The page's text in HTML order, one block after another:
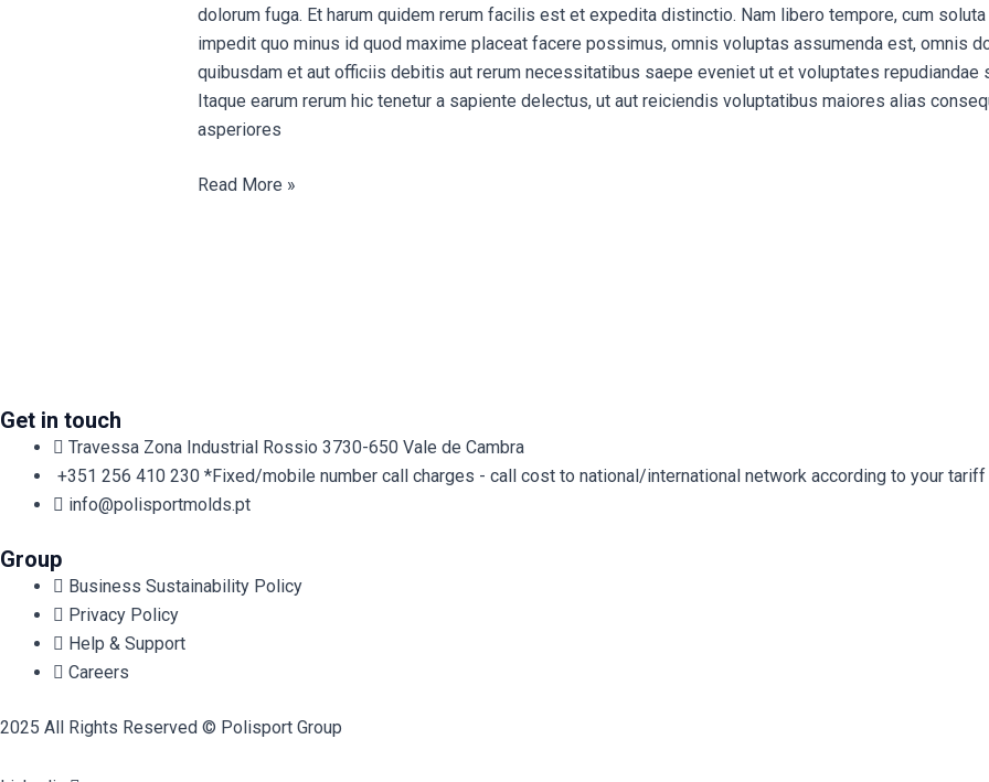
dolorum fuga. Et harum quidem rerum facilis est et expedita distinctio. Nam libero tempore, cum
impedit quo minus id quod maxime placeat facere possimus, omnis voluptas assumenda est, omnis
quibusdam et aut officiis debitis aut rerum necessitatibus saepe eveniet ut et voluptates repudiandae
Itaque earum rerum hic tenetur a sapiente delectus, ut aut reiciendis voluptatibus maiores alias
asperiores
Read More »
Get in touch
Travessa Zona Industrial Rossio 3730-650 Vale de Cambra​
+351 256 410 230 *Fixed/mobile number call charges - call cost to national/international network according to your tariff
info@polisportmolds.pt
Group
Business Sustainability Policy
Privacy Policy
Help & Support
Careers
2025 All Rights Reserved © Polisport Group